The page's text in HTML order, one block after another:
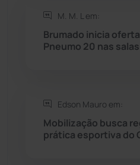
Sudoeste Baiano
Tanhaçu
M. M. L em:
Brumado inicia
Pneumo 20 nas
Edson Mauro em:
Mobilização busca
prática esportiva do